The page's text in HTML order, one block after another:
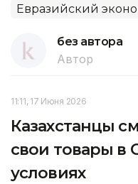
Евразийский
без автора
Автор
11:11, 17 Июня 2026
Казахстанцы
свои товары в
условиях